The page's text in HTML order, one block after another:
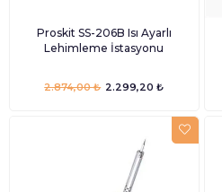
Proskit SS-206B Isı Ayarlı
Lehimleme İstasyonu
2.299,20 ₺
2.874,00 ₺